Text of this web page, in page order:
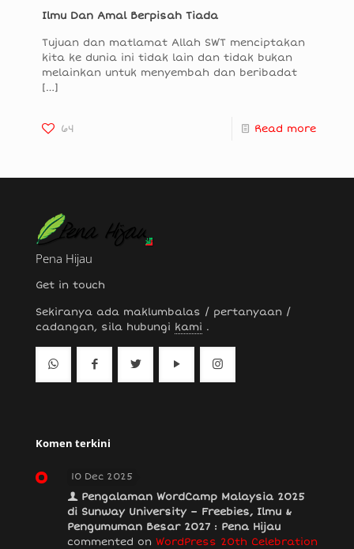
Ilmu Dan Amal Berpisah Tiada
Tujuan dan matlamat Allah SWT menciptakan
kita ke dunia ini tidak lain dan tidak bukan
melainkan untuk menyembah dan beribadat
[…]
64 Read more
Pena Hijau
Get in touch
Sekiranya ada maklumbalas / pertanyaan /
cadangan, sila hubungi kami .
Komen terkini
10 Dec 2025
Pengalaman WordCamp Malaysia 2025
di Sunway University – Freebies, Ilmu &
Pengumuman Besar 2027 : Pena Hijau
commented on WordPress 20th Celebration